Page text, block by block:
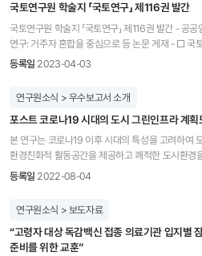
국토연구원 학술지 「국토연구」 제116권 발간
국토연구원 학술지 「국토연구」 제116권 발간 - 공
연구: 거주자 혼합을 중심으로 등 논문 게재 - □ 국
｢국토연구｣ 제116권을 발간하였다. 이번 호는 ‘공
‘공공임대주택에 대한 사회적 낙인 저감 방안 연구:
공공임대주택 내 사회적 차별과 배제의 원인을 검토
도출하였다. ◦ 이 연구는 서울주택도시공사가 관리
및 거주자 특성 분석을 통해 사회적 낙인을 강화하
수밖에 없으며, 여기서 발생하는 사회적 편견이 전
관계뿐 아니라 공공임대주택 내에서도 중요한 문제
행동에 대한 보다 적극적인 대응 필요성, 사회적 혼
설정의 필요성 등이 도출되었다. ◦ 이에 따라 공공
등록일 2023-04-03
연구원소식 > 우수보고서 소개
포스트 코로나19 시대의 도시 그린인프라 계
본 연구는 코로나19 이후 시대의 특성을 고려하여
환경친화적 활동공간을 제공하고 쾌적한 도시환경
정의하고, 이를 도시공간에 실현하기 위한 과정과
연결성 개선, 그린인프라를 통한 도시열섬 개선으
방법론을 제시하였습니다. 둘째, 도시 수준에서 기
확충이 필요한 지역을 도출하는 방법론을 제시하였
등록일 2022-08-04
연구원소식 > 보도자료
​​“고령자 대상 독감백신 접종 의료기관 입지별
준비를 위한 교훈”